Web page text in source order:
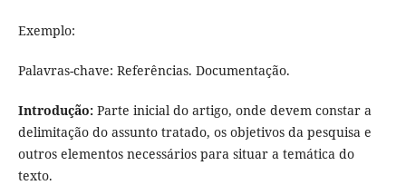
Exemplo:
Palavras-chave: Referências. Documentação.
Introdução: Parte inicial do artigo, onde devem constar a
delimitação do assunto tratado, os objetivos da pesquisa e
outros elementos necessários para situar a temática do
texto.